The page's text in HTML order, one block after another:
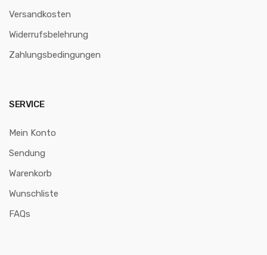
Versandkosten
Widerrufsbelehrung
Zahlungsbedingungen
SERVICE
Mein Konto
Sendung
Warenkorb
Wunschliste
FAQs